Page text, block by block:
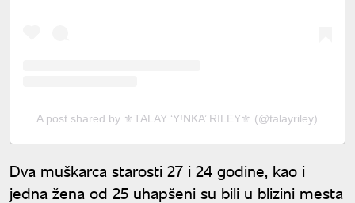
A post shared by ⚜️TALAY ‘Y!NKA’ RILEY⚜️ (@talayriley)
Dva muškarca starosti 27 i 24 godine, kao i
jedna žena od 25 uhapšeni su bili u blizini mesta